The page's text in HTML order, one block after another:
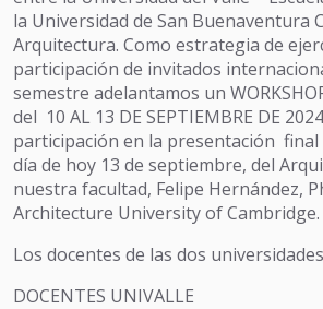
la Universidad de San Buenaventura
Arquitectura. Como estrategia de
participación de invitados
semestre adelantamos un
del 10 AL 13 DE SEPTIEMBRE DE
participación en la presentación final
día de hoy 13 de septiembre, del
nuestra facultad, Felipe Hernández,
Architecture University of Cambridge.
Los docentes de las dos
DOCENTES UNIVALLE